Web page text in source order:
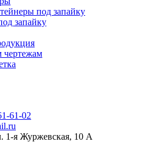
под запайку
запайку
61-02
1-я Журжевская, 10 А